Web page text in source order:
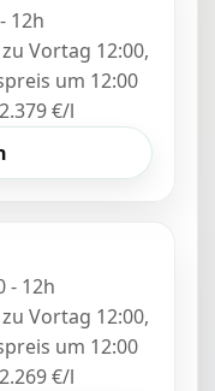
12h
Vortag 12:00,
um 12:00
€/l
- 12h
Vortag 12:00,
um 12:00
€/l